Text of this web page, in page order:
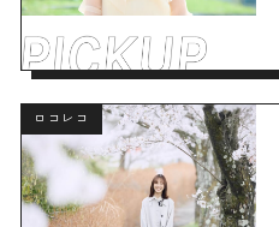
ロコレコ